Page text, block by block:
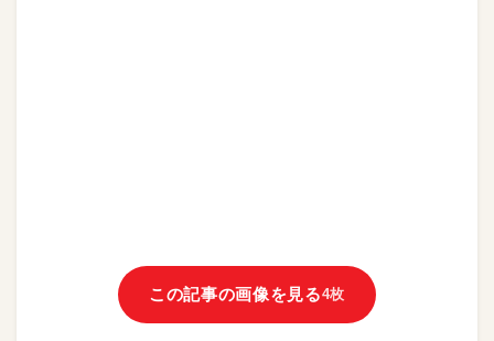
この記事の画像を見る4枚